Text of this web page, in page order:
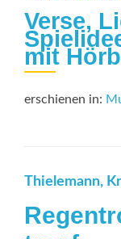
Verse,
mit
erschienen in:
Thielemann,